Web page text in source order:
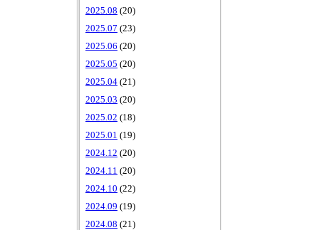
2025.08 (20)
2025.07 (23)
2025.06 (20)
2025.05 (20)
2025.04 (21)
2025.03 (20)
2025.02 (18)
2025.01 (19)
2024.12 (20)
2024.11 (20)
2024.10 (22)
2024.09 (19)
2024.08 (21)